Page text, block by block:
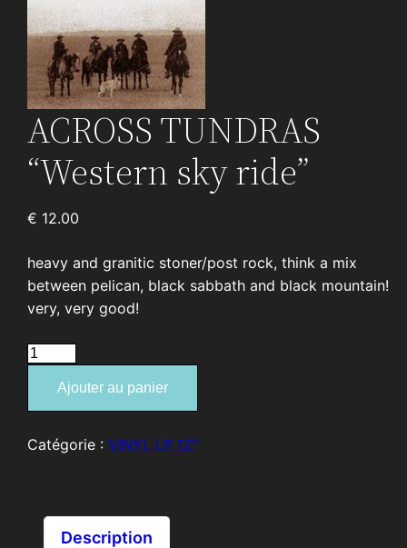
ACROSS TUNDRAS
“Western sky ride”
€ 12.00
heavy and granitic stoner/post rock, think a mix
between pelican, black sabbath and black mountain!
very, very good!
quantité
ACROSS
“Western
Ajouter au panier
Catégorie :VINYL LP 12″
Description